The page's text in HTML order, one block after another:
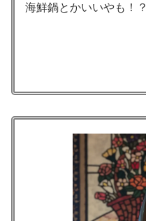
海鮮鍋とかいいやも！？